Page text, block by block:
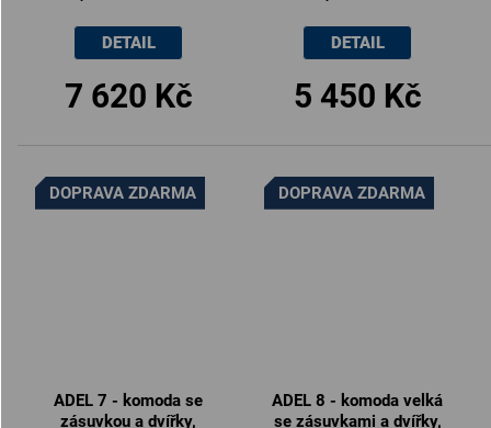
7 620 Kč
DETAIL
5 450 Kč
DETAIL
DOPRAVA ZDARMA
ADEL 7 - komoda se
zásuvkou a dvířky,
DOPRAVA ZDARMA
ADEL 8 - komoda velká
se zásuvkami a dvířky,